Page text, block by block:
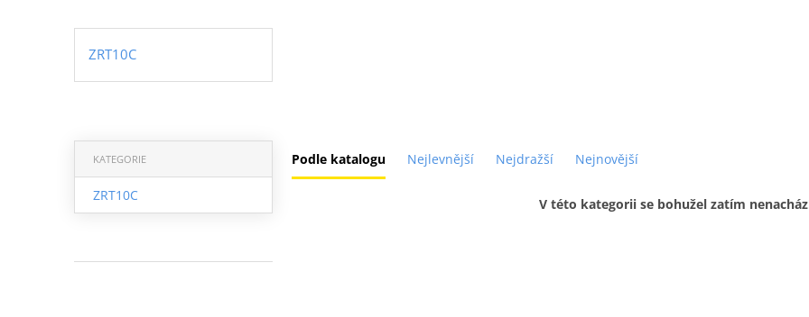
ZRT10C
Podle katalogu Nejlevnější Nejdražší Nejnovější
KATEGORIE
ZRT10C
V této kategorii se bohužel zatím